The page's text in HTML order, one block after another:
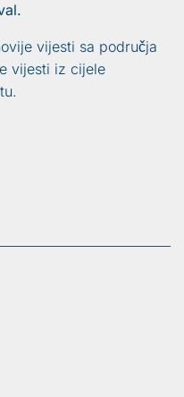
vijesti sa područja
vijesti iz cijele